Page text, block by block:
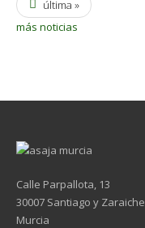
última »
más noticias
Calle Parpallota, 13
30007 Santiago y Zaraiche
Murcia